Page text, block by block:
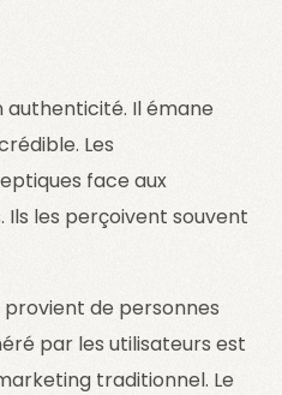
authenticité. Il émane
Les
face aux
les perçoivent souvent
provient de personnes
par les utilisateurs est
traditionnel. Le